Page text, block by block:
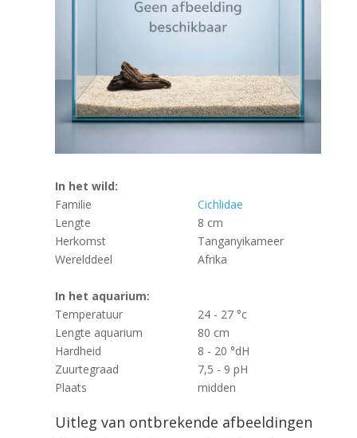
In het wild:
Familie
Cichlidae
Lengte
8 cm
Herkomst
Tanganyikameer
Werelddeel
Afrika
In het aquarium:
Temperatuur
24 - 27 °c
Lengte aquarium
80 cm
Hardheid
8 - 20 °dH
Zuurtegraad
7,5 - 9 pH
Plaats
midden
Uitleg van ontbrekende afbeeldingen